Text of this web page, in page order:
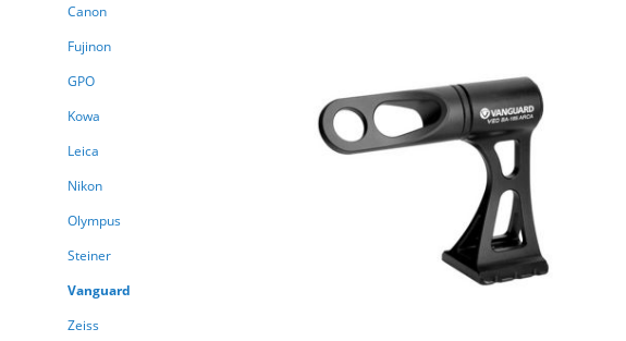
Canon
Fujinon
GPO
Kowa
Leica
Nikon
Olympus
Steiner
Vanguard
Zeiss